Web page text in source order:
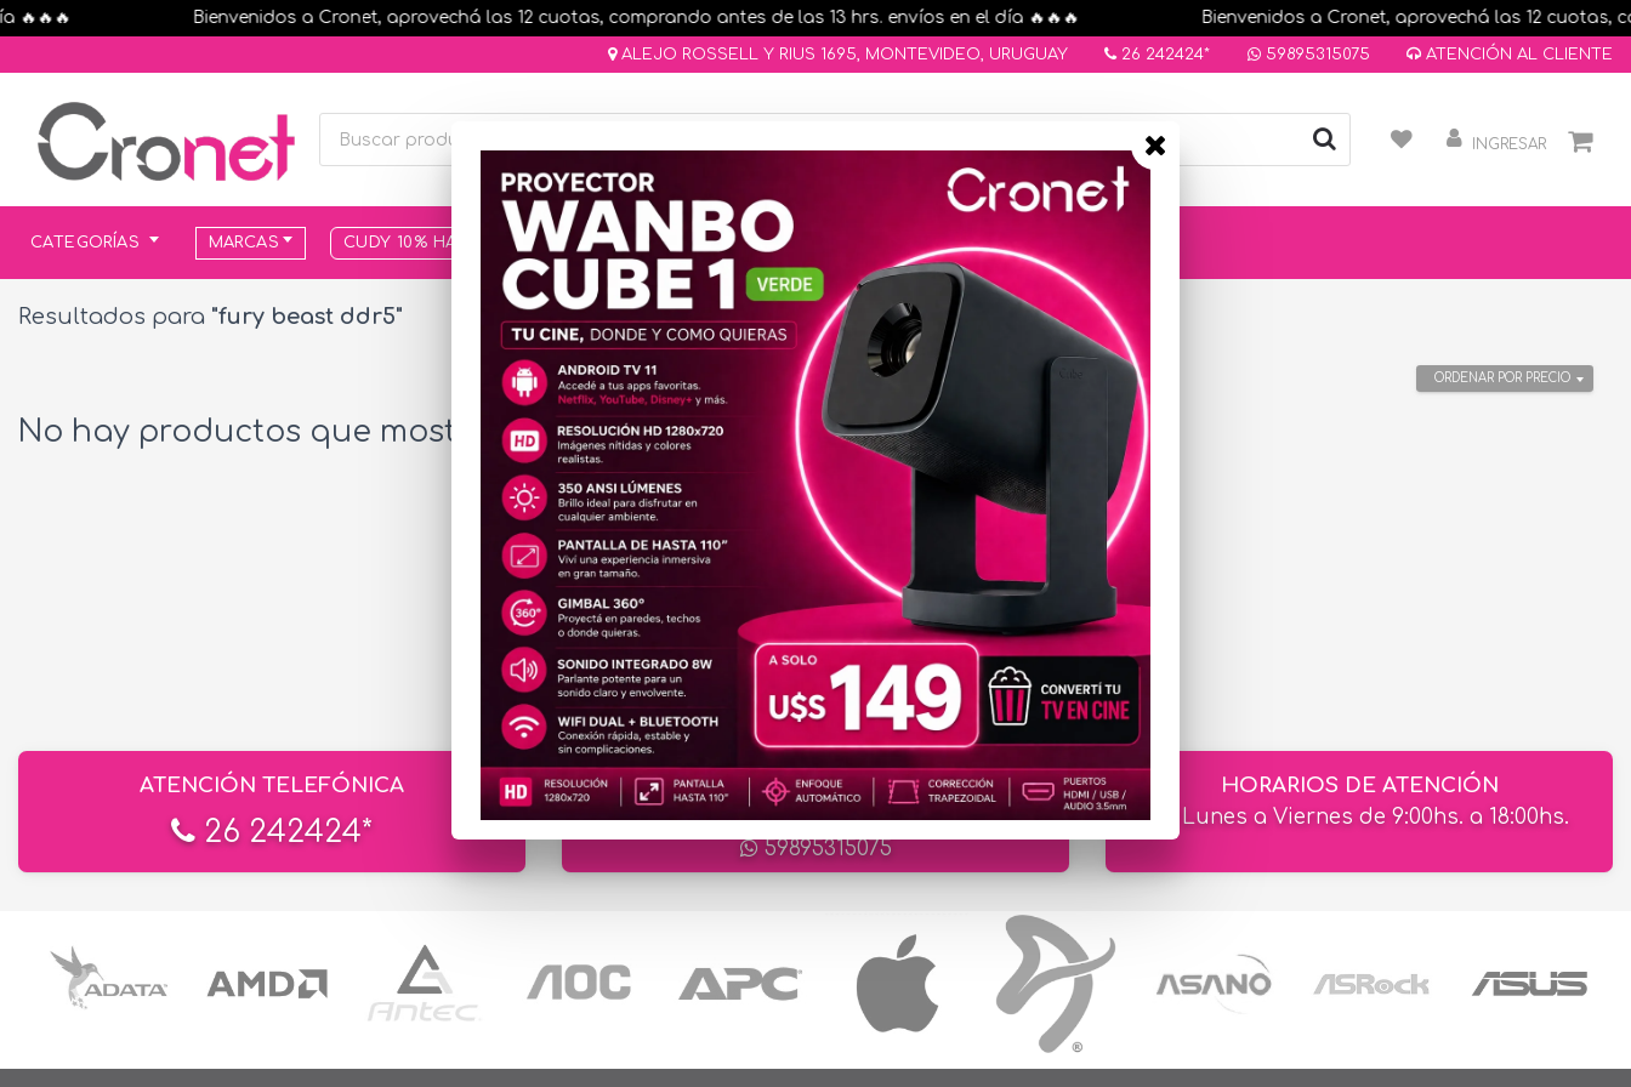
Bienvenidos a Cronet, aprovechá las 12 cuotas, comprando antes de las 13 hrs. envíos en el día 🔥🔥🔥 Bienvenidos a Cronet, aprovechá las 12 cuotas,
ALEJO ROSSELL Y RIUS 1695, MONTEVIDEO, URUGUAY 26 242424* 59895315075 ATENCIÓN AL CLIENTE
INGRESAR
CATEGORÍAS MARCAS CUDY 10% HASTA AGOTAR STOCK MOVILIDAD ELÉCTRICA 25% OFF
Resultados para "fury beast ddr5"
ORDENAR POR PRECIO
No hay productos que mostrar...
artículos en total
ATENCIÓN TELEFÓNICA
26 242424*
ATENCIÓN ONLINE
ventas@cronet.uy
59895315075
HORARIOS DE ATENCIÓN
de Lunes a Viernes de 9:00hs. a 18:00hs.